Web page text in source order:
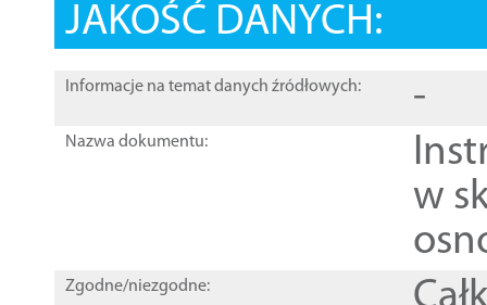
JAKOŚĆ DANYCH:
Informacje na temat danych źródłowych: -
Nazwa dokumentu:
w
Zgodne/niezgodne: